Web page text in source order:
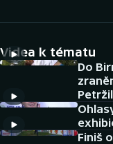
Tenis
Atletika
DALŠÍ SPORTY
Videa k tématu
Do
Finiš